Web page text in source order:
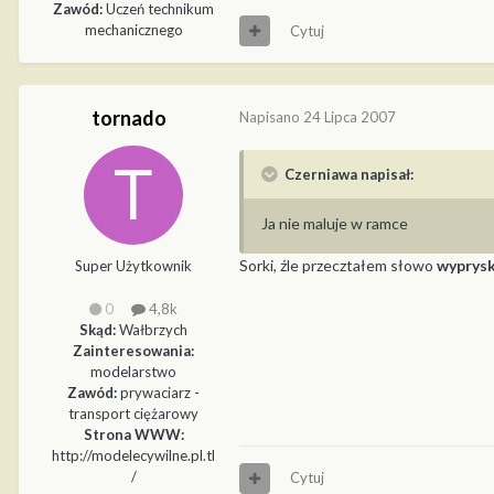
Zawód:Uczeń technikum
mechanicznego
Cytuj
tornado
Super Użytkownik
0
4,8k
Skąd:Wałbrzych
Zainteresowania:
modelarstwo
Zawód:prywaciarz -
transport ciężarowy
Strona WWW:
http://modelecywilne.pl.tl
/
Napisano 24 Lipca 2007
Czerniawa napisał:
Ja nie maluje w ramce
Sorki, źle przecztałem słowo
Cytuj